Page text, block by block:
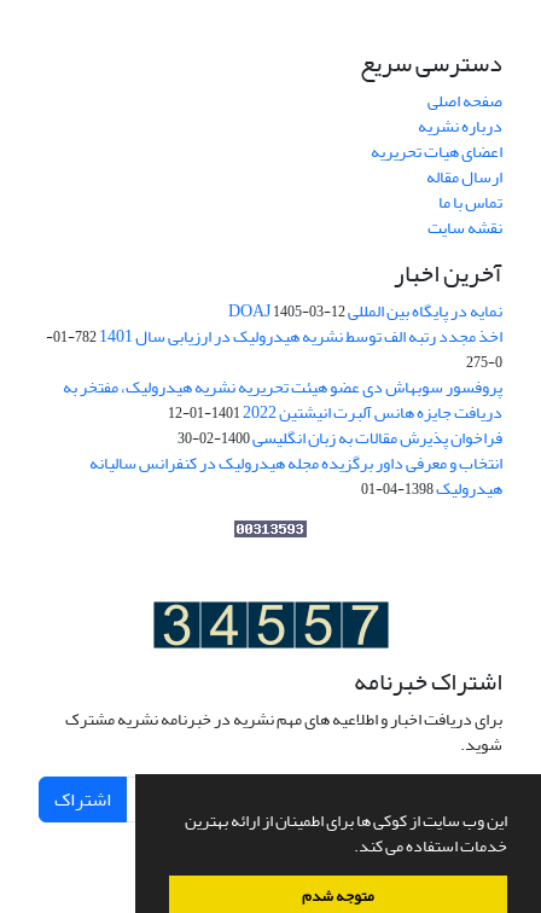
این وب سایت از کوکی ها برای اطمینان از ارائه بهترین
خدمات استفاده می کند.
متوجه شدم
دسترسی سریع
صفحه اصلی
درباره نشریه
اعضای هیات تحریریه
ارسال مقاله
تماس با ما
نقشه سایت
آخرین اخبار
نمایه در پایگاه بین المللی DOAJ1405-03-12
اخذ مجدد رتبه الف توسط نشریه هیدرولیک در ارزیابی سال 1401
782-01-
0-275
پروفسور سوبهاش دی عضو هیئت تحریریه نشریه هیدرولیک، مفتخر به
دریافت جایزه هانس آلبرت انیشتین 2022 1401-01-12
فراخوان پذیرش مقالات به زبان انگلیسی1400-02-30
انتخاب و معرفی داور برگزیده مجله هیدرولیک در کنفرانس سالیانه
هیدرولیک1398-04-01
اشتراک خبرنامه
برای دریافت اخبار و اطلاعیه های مهم نشریه در خبرنامه نشریه مشترک
شوید.
اشتراک